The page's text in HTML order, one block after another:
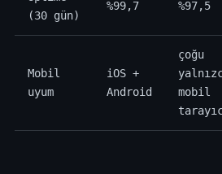
(30 gün)
%99,7 %97,5
Mobil
uyum
iOS +
Android
çoğu
mobil